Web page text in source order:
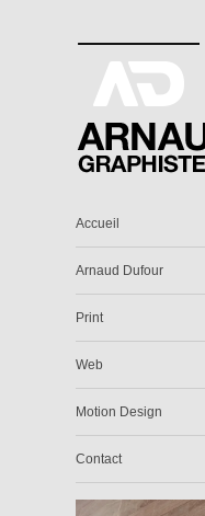
Accueil
Arnaud Dufour
Print
Web
Motion Design
Contact